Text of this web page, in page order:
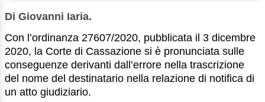
Di Giovanni Iaria.
Con l’ordinanza 27607/2020, pubblicata il 3 dicembre
2020, la Corte di Cassazione si è pronunciata sulle
conseguenze derivanti dall’errore nella trascrizione
del nome del destinatario nella relazione di notifica di
un atto giudiziario.